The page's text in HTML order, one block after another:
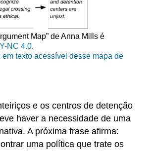
Map” de Anna Mills é
NC 4.0.
em texto acessível desse mapa de
e os centros de detenção
haver a necessidade de uma
A próxima frase afirma:
uma política que trate os